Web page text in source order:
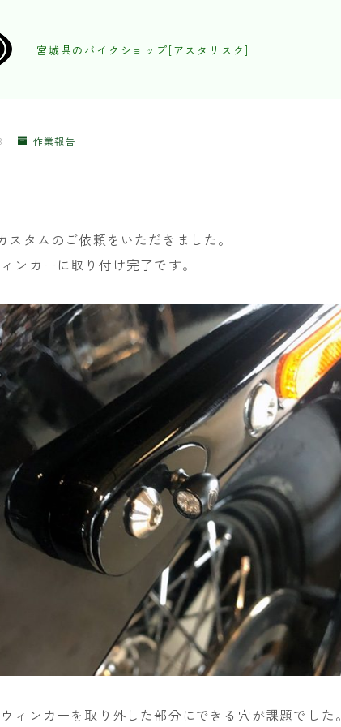
宮城県のバイクショップ[アスタリスク]
作業報告
タムのご依頼をいただきました。
ンカーに取り付け完了です。
ィンカーを取り外した部分にできる穴が課題でした。